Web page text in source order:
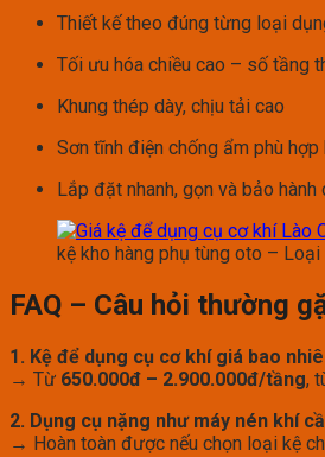
Thiết kế theo đúng từng loại
Tối ưu hóa chiều cao – số tầng
Khung thép dày, chịu tải cao
Sơn tĩnh điện chống ẩm phù hợp
Lắp đặt nhanh, gọn và bảo hành
kệ kho hàng phụ tùng oto –
FAQ – Câu hỏi thường
1. Kệ để dụng cụ cơ khí giá bao
→ Từ 650.000đ – 2.900.000đ/tầng,
2. Dụng cụ nặng như máy nén khí
→ Hoàn toàn được nếu chọn loại kệ